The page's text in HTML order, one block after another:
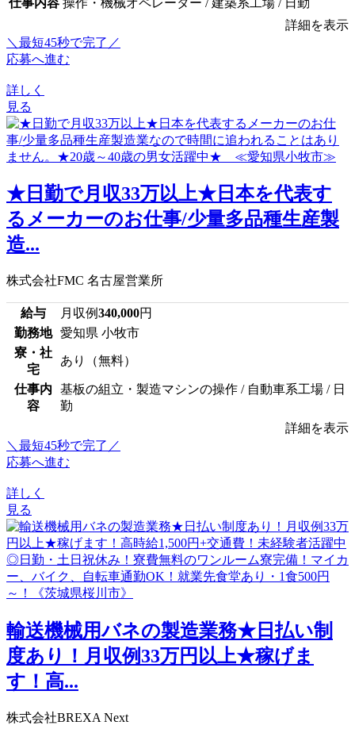
詳細を表示
＼最短45秒で完了／
応募へ進む
詳しく
見る
★日勤で月収33万以上★日本を代表す
るメーカーのお仕事/少量多品種生産製
造...
株式会社FMC 名古屋営業所
給与 月収例340,000円
勤務地
愛知県 小牧市
寮・社
宅
あり（無料）
仕事内
容
基板の組立・製造マシンの操作 / 自動車系工場 / 日
勤
詳細を表示
＼最短45秒で完了／
応募へ進む
詳しく
見る
輸送機械用バネの製造業務★日払い制
度あり！月収例33万円以上★稼げま
す！高...
株式会社BREXA Next